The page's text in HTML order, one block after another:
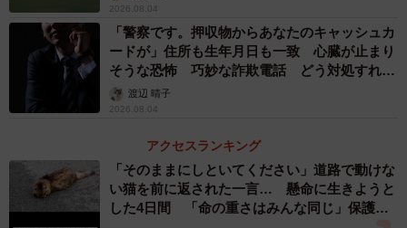
によって食い逃げの防止だけでなく、忘れ物の対応なども
すぐできるようになり、より良いサービスが提供できるよ
うになったと思っています。
2026.08.04
「警察です。押収物からあなたのキャッシュカ
ードが」住所も生年月日も一致 心臓が止まり
そうな恐怖 巧妙な詐欺電話 どう対処すれ
ば…渡辺 晴子
2026.08.04
アクセスランキング
「そのままにしといてください」道路で動けな
い猫を前に返された一言… 懸命に生きようと
した4日間 「命の重さはみんな同じ」保護団